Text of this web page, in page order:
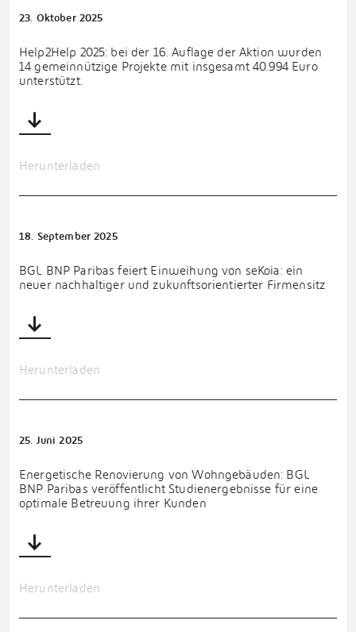
23. Oktober 2025
Help2Help 2025: bei der 16. Auflage der Aktion wurden
14 gemeinnützige Projekte mit insgesamt 40.994 Euro
unterstützt.
Herunterladen
18. September 2025
BGL BNP Paribas feiert Einweihung von seKoia: ein
neuer nachhaltiger und zukunftsorientierter Firmensitz
Herunterladen
25. Juni 2025
Energetische Renovierung von Wohngebäuden: BGL
BNP Paribas veröffentlicht Studienergebnisse für eine
optimale Betreuung ihrer Kunden
Herunterladen